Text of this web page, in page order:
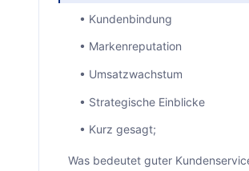
• Kundenbindung
• Markenreputation
• Umsatzwachstum
• Strategische Einblicke
• Kurz gesagt;
Was bedeutet guter